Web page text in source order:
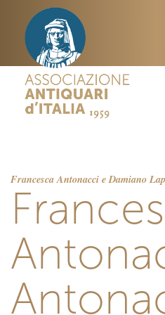
Francesca Antonacci e Damiano